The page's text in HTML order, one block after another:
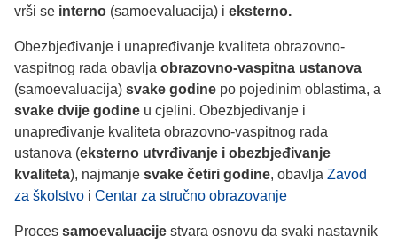
vrši se interno (samoevaluacija) i eksterno.
Obezbjeđivanje i unapređivanje kvaliteta obrazovno-
vaspitnog rada obavlja obrazovno-vaspitna ustanova
(samoevaluacija) svake godine po pojedinim oblastima, a
svake dvije godine u cjelini. Obezbjeđivanje i
unapređivanje kvaliteta obrazovno-vaspitnog rada
ustanova (eksterno utvrđivanje i obezbjeđivanje
kvaliteta), najmanje svake četiri godine, obavlja Zavod
za školstvo i Centar za stručno obrazovanje
Proces samoevaluacije stvara osnovu da svaki nastavnik